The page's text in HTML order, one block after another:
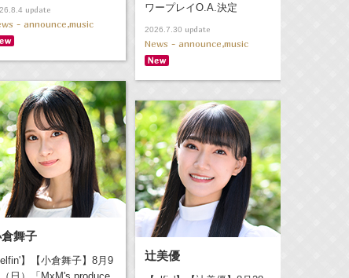
update
- announce,music
ワープレイO.A.決定
2026.7.30 update
News - announce,music
舞子
elfin'】【小倉舞子】8月9
辻美優